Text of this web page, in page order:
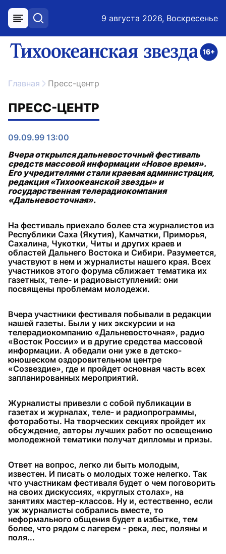
меню поиск 9 августа 2026, Воскресенье
ссылка на главную
Главная Пресс-центр
ПРЕСС-ЦЕНТР
09.09.99 13:00
Вчера открылся дальневосточный фестиваль
средств массовой информации «Новое время».
Его учредителями стали краевая администрация,
редакция «Тихоокеанской звезды» и
государственная телерадиокомпания
«Дальневосточная».
На фестиваль приехало более ста журналистов из
Республики Саха (Якутия), Камчатки, Приморья,
Сахалина, Чукотки, Читы и других краев и
областей Дальнего Востока и Сибири. Разумеется,
участвуют в нем и журналисты нашего края. Всех
участников этого форума сближает тематика их
газетных, теле- и радиовыступлений: они
посвящены проблемам молодежи.
Вчера участники фестиваля побывали в редакции
нашей газеты. Были у них экскурсии и на
телерадиокомпанию «Дальневосточная», радио
«Восток России» и в другие средства массовой
информации. А обедали они уже в детско-
юношеском оздоровительном центре
«Созвездие», где и пройдет основная часть всех
запланированных мероприятий.
Журналисты привезли с собой публикации в
газетах и журналах, теле- и радиопрограммы,
фотоработы. На творческих секциях пройдет их
обсуждение, авторы лучших работ по освещению
молодежной тематики получат дипломы и призы.
Ответ на вопрос, легко ли быть молодым,
известен. И писать о молодых тоже нелегко. Так
что участникам фестиваля будет о чем поговорить
на своих дискуссиях, «круглых столах», на
занятиях мастер-классов. Ну и, естественно, если
уж журналисты собрались вместе, то
неформального общения будет в избытке, тем
более, что рядом с лагерем - река, лес, поляны и
поля...